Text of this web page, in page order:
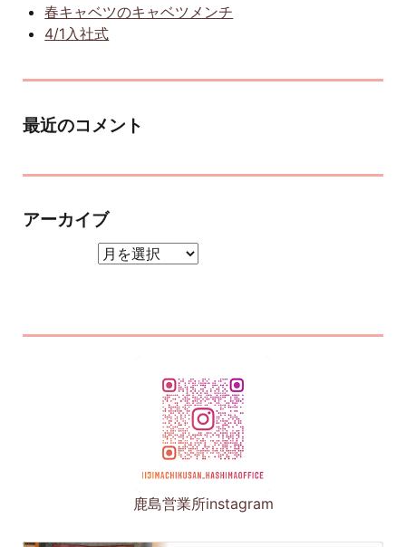
春キャベツのキャベツメンチ
4/1入社式
最近のコメント
アーカイブ
鹿島営業所instagram